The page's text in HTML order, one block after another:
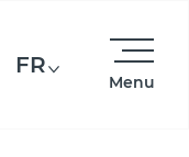
Menu
Accessibilité
FR